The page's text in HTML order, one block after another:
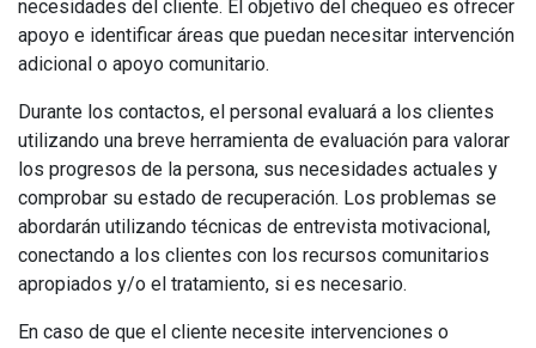
necesidades del cliente. El objetivo del chequeo es ofrecer
apoyo e identificar áreas que puedan necesitar intervención
adicional o apoyo comunitario.
Durante los contactos, el personal evaluará a los clientes
utilizando una breve herramienta de evaluación para valorar
los progresos de la persona, sus necesidades actuales y
comprobar su estado de recuperación. Los problemas se
abordarán utilizando técnicas de entrevista motivacional,
conectando a los clientes con los recursos comunitarios
apropiados y/o el tratamiento, si es necesario.
En caso de que el cliente necesite intervenciones o